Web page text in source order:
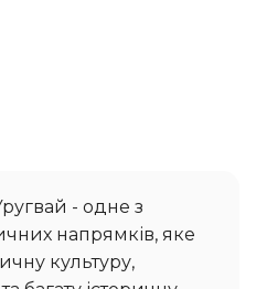
напрямків, яке
культуру,